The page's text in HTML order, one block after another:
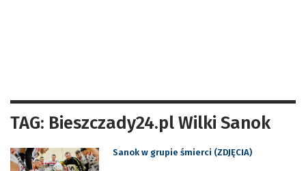
TAG: Bieszczady24.pl Wilki Sanok
Sanok w grupie śmierci (ZDJĘCIA)